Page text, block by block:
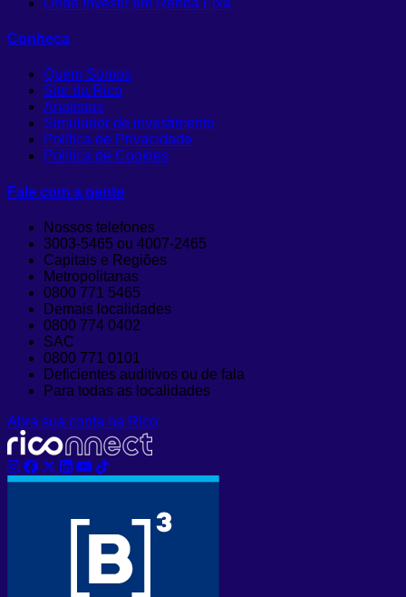
Conheça
Quem Somos
Site da Rico
Analistas
Simulador de investimento
Política de Privacidade
Política de Cookies
Fale com a gente
Nossos telefones
3003-5465 ou 4007-2465
Capitais e Regiões
Metropolitanas
0800 771 5465
Demais localidades
0800 774 0402
SAC
0800 771 0101
Deficientes auditivos ou de fala
Para todas as localidades
Abra sua conta na Rico